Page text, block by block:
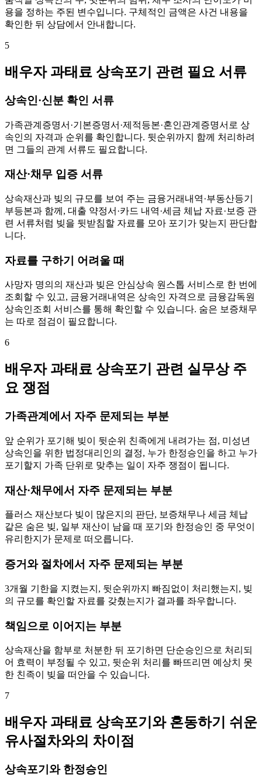
용을 정하는 주된 변수입니다. 구체적인 금액은 사건 내용을
확인한 뒤 상담에서 안내합니다.
5
배우자 과태료 상속포기 관련 필요 서류
상속인·신분 확인 서류
가족관계증명서·기본증명서·제적등본·혼인관계증명서로 상
속인의 자격과 순위를 확인합니다. 뒷순위까지 함께 처리하려
면 그들의 관계 서류도 필요합니다.
재산·채무 입증 서류
상속재산과 빚의 규모를 보여 주는 금융거래내역·부동산등기
부등본과 함께, 대출 약정서·카드 내역·세금 체납 자료·보증 관
련 서류처럼 빚을 뒷받침할 자료를 모아 포기가 맞는지 판단합
니다.
자료를 구하기 어려울 때
사망자 명의의 재산과 빚은 안심상속 원스톱 서비스로 한 번에
조회할 수 있고, 금융거래내역은 상속인 자격으로 금융감독원
상속인조회 서비스를 통해 확인할 수 있습니다. 숨은 보증채무
는 따로 점검이 필요합니다.
6
배우자 과태료 상속포기 관련 실무상 주
요 쟁점
가족관계에서 자주 문제되는 부분
앞 순위가 포기해 빚이 뒷순위 친족에게 내려가는 점, 미성년
상속인을 위한 법정대리인의 결정, 누가 한정승인을 하고 누가
포기할지 가족 단위로 맞추는 일이 자주 쟁점이 됩니다.
재산·채무에서 자주 문제되는 부분
플러스 재산보다 빚이 많은지의 판단, 보증채무나 세금 체납
같은 숨은 빚, 일부 재산이 남을 때 포기와 한정승인 중 무엇이
유리한지가 문제로 떠오릅니다.
증거와 절차에서 자주 문제되는 부분
3개월 기한을 지켰는지, 뒷순위까지 빠짐없이 처리했는지, 빚
의 규모를 확인할 자료를 갖췄는지가 결과를 좌우합니다.
책임으로 이어지는 부분
상속재산을 함부로 처분한 뒤 포기하면 단순승인으로 처리되
어 효력이 부정될 수 있고, 뒷순위 처리를 빠뜨리면 예상치 못
한 친족이 빚을 떠안을 수 있습니다.
7
배우자 과태료 상속포기와 혼동하기 쉬운
유사절차와의 차이점
상속포기와 한정승인